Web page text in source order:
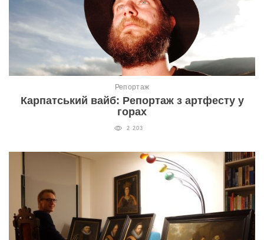
Репортаж
Карпатський вайб: Репортаж з артфесту у
горах
2 203